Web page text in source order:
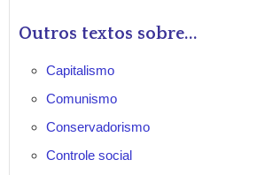
Outros textos sobre...
Capitalismo
Comunismo
Conservadorismo
Controle social